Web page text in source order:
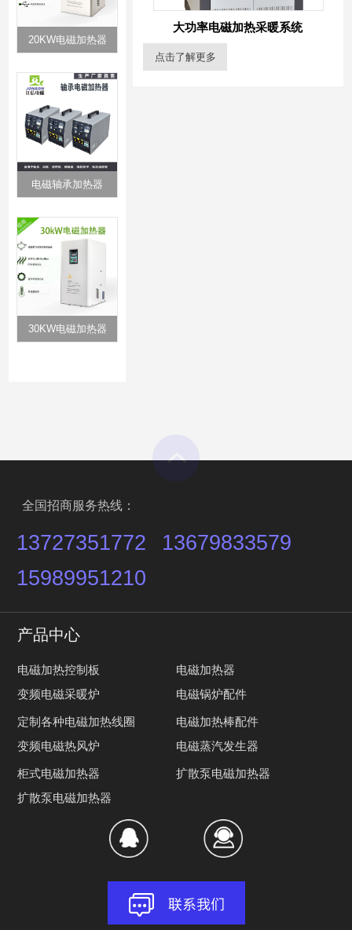
20KW电磁加热器
电磁轴承加热器
30KW电磁加热器
大功率电磁加热采暖系统
点击了解更多
全国招商服务热线：
13727351772
13679833579
15989951210
产品中心
电磁加热控制板
电磁加热器
变频电磁采暖炉
电磁锅炉配件
定制各种电磁加热线圈
电磁加热棒配件
变频电磁热风炉
电磁蒸汽发生器
柜式电磁加热器
扩散泵电磁加热器
扩散泵电磁加热器